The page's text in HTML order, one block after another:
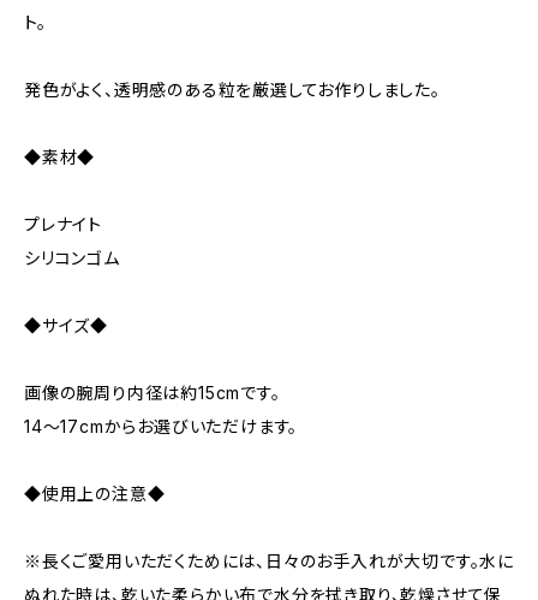
ト。
発色がよく、透明感のある粒を厳選してお作りしました。
◆素材◆
プレナイト
シリコンゴム
◆サイズ◆
画像の腕周り内径は約15cmです。
14～17cmからお選びいただけます。
◆使用上の注意◆
※長くご愛用いただくためには、日々のお手入れが大切です。水に
ぬれた時は、乾いた柔らかい布で水分を拭き取り、乾燥させて保